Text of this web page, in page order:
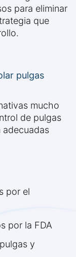
para eliminar
que
pulgas
mucho
de pulgas
adecuadas
por el
por la FDA
y